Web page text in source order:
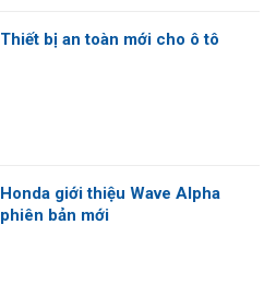
Thiết bị an toàn mới cho ô tô
Honda giới thiệu Wave Alpha
phiên bản mới